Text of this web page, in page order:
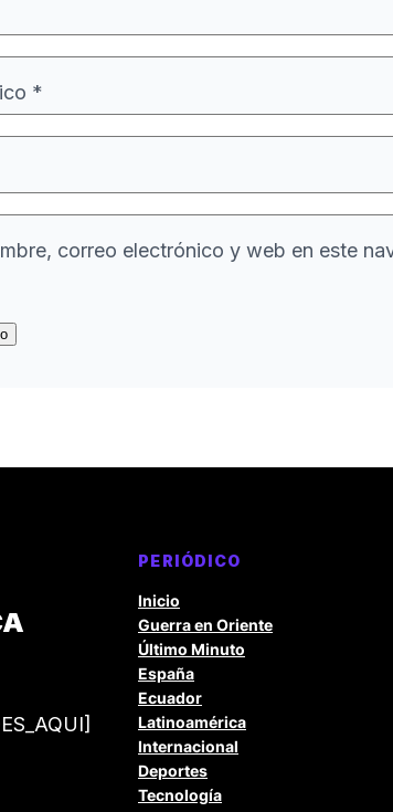
*
correo electrónico y web en este
PERIÓDICO
Inicio
Guerra en Oriente
Último Minuto
España
Ecuador
Latinoamérica
Internacional
Deportes
Tecnología